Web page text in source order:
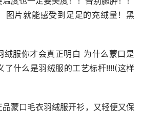
图片就能感受到足足的充绒量！黑
绒服你才会真正明白 为什么蒙口是
了什么是羽绒服的工艺标杆!!!!(这样
蒙口毛衣羽绒服开衫，又轻便又保